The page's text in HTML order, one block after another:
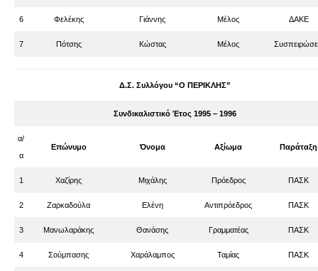
6 Φελέκης Γιάννης Μέλος ΔΑΚΕ
7 Πότσης Κώστας Μέλος
Δ.Σ. Συλλόγου “Ο ΠΕΡΙΚΛΗΣ”
Συνδικαλιστικό Έτος 1995 – 1996
α/
α
Επώνυμο Όνομα Αξίωμα Παράταξη
1 Χαζίρης Μιχάλης Πρόεδρος ΠΑΣΚ
2 Ζαρκαδούλα Ελένη Αντιπρόεδρος ΠΑΣΚ
3 Μανωλαράκης Θανάσης Γραμματέας ΠΑΣΚ
4 Σούμπασης Χαράλαμπος Ταμίας ΠΑΣΚ